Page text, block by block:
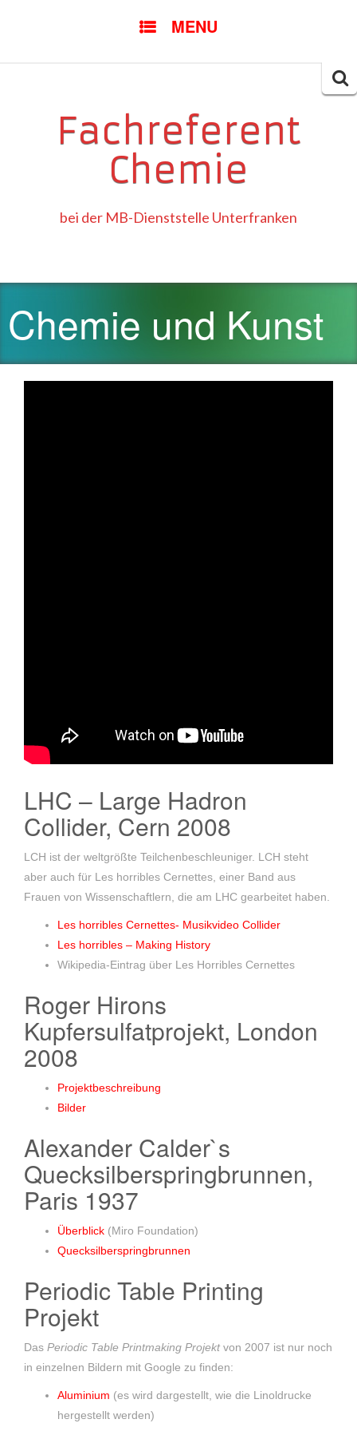
MENU
Fachreferent
Chemie
bei der MB-Dienststelle Unterfranken
Chemie und Kunst
LHC – Large Hadron
Collider, Cern 2008
LCH ist der weltgrößte Teilchenbeschleuniger. LCH steht
aber auch für Les horribles Cernettes, einer Band aus
Frauen von Wissenschaftlern, die am LHC gearbeitet haben.
Les horribles Cernettes- Musikvideo Collider
Les horribles – Making History
Wikipedia-Eintrag über Les Horribles Cernettes
Roger Hirons
Kupfersulfatprojekt, London
2008
Projektbeschreibung
Bilder
Alexander Calder`s
Quecksilberspringbrunnen,
Paris 1937
Überblick (Miro Foundation)
Quecksilberspringbrunnen
Periodic Table Printing
Projekt
Das Periodic Table Printmaking Projektvon 2007 ist nur noch
in einzelnen Bildern mit Google zu finden:
Aluminium (es wird dargestellt, wie die Linoldrucke
hergestellt werden)